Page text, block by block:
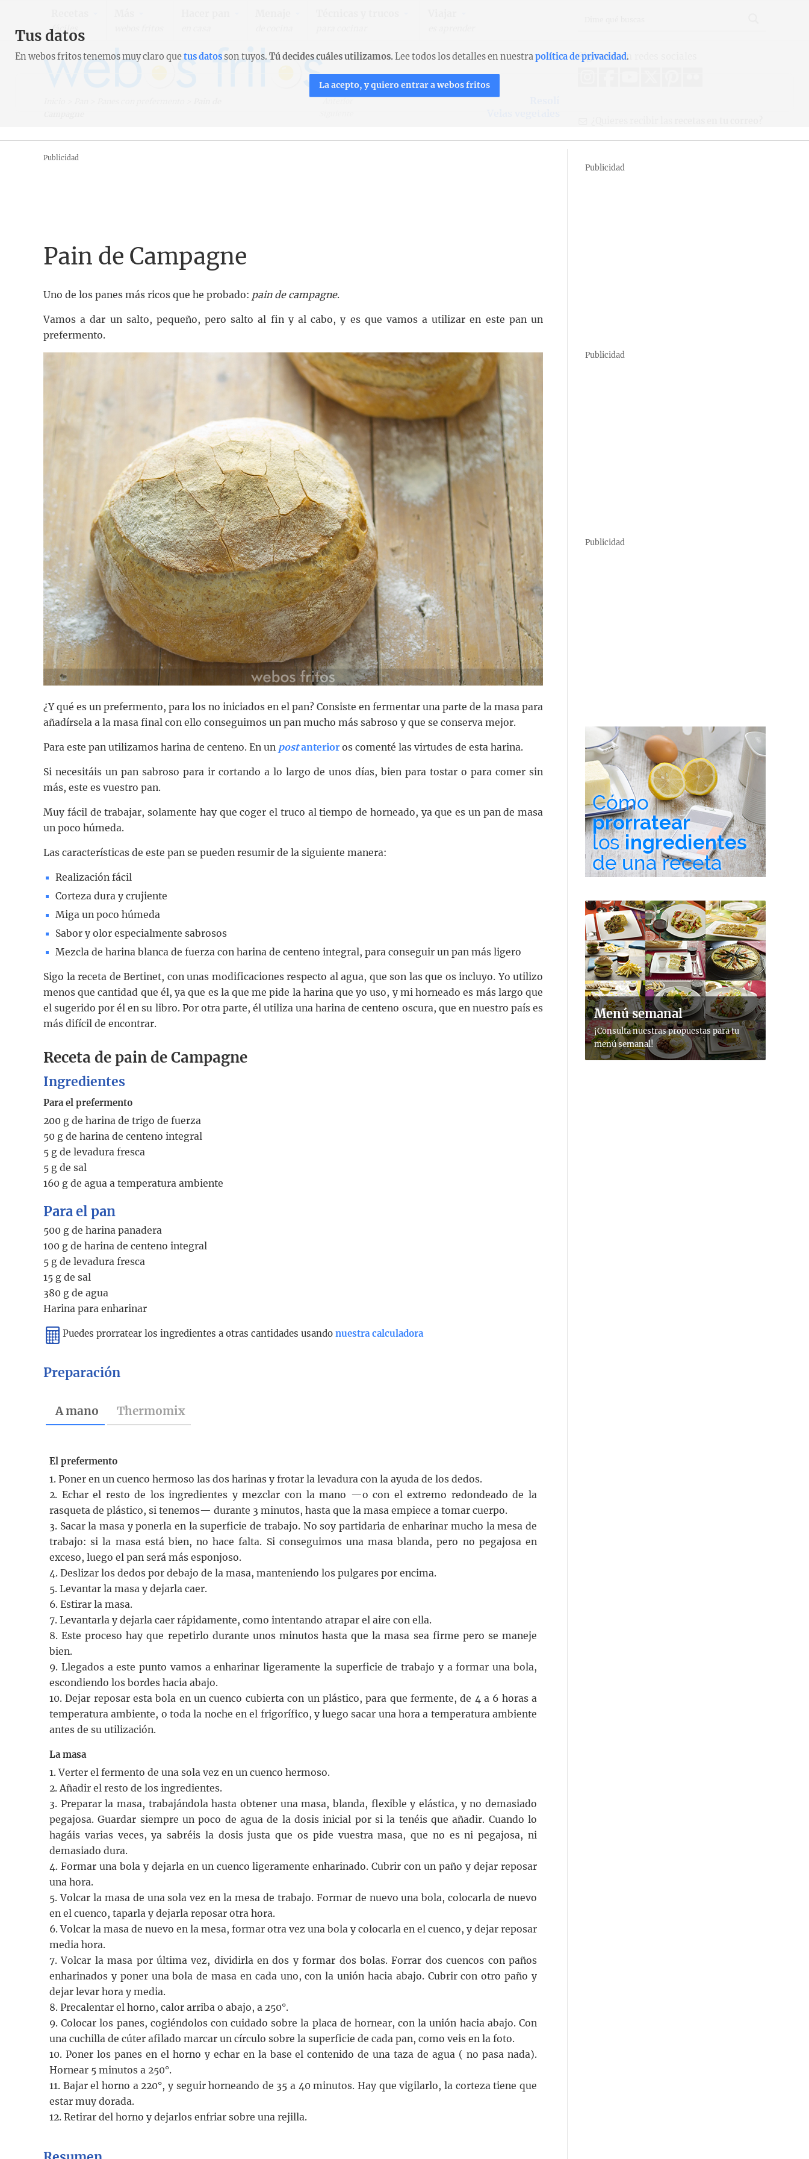
fáciles
Síguenos en redes sociales
Publicidad
Pain de Campagne
Uno de los panes más ricos que he probado: pain de campagne.
Vamos a dar un salto, pequeño, pero salto al fin y al cabo, y es que vamos a utilizar en este pan un
prefermento.
¿Y qué es un prefermento, para los no iniciados en el pan? Consiste en fermentar una parte de la masa para
añadírsela a la masa final con ello conseguimos un pan mucho más sabroso y que se conserva mejor.
Para este pan utilizamos harina de centeno. En un postanterioros comenté las virtudes de esta harina.
Si necesitáis un pan sabroso para ir cortando a lo largo de unos días, bien para tostar o para comer sin
más, este es vuestro pan.
Muy fácil de trabajar, solamente hay que coger el truco al tiempo de horneado, ya que es un pan de masa
un poco húmeda.
Las características de este pan se pueden resumir de la siguiente manera:
Realización fácil
Corteza dura y crujiente
Miga un poco húmeda
Sabor y olor especialmente sabrosos
Mezcla de harina blanca de fuerza con harina de centeno integral, para conseguir un pan más ligero
Sigo la receta de Bertinet, con unas modificaciones respecto al agua, que son las que os incluyo. Yo utilizo
menos que cantidad que él, ya que es la que me pide la harina que yo uso, y mi horneado es más largo que
el sugerido por él en su libro. Por otra parte, él utiliza una harina de centeno oscura, que en nuestro país es
más difícil de encontrar.
Receta de pain de Campagne
Ingredientes
Para el prefermento
200 g de harina de trigo de fuerza
50 g de harina de centeno integral
5 g de levadura fresca
5 g de sal
160 g de agua a temperatura ambiente
Para el pan
500 g de harina panadera
100 g de harina de centeno integral
5 g de levadura fresca
15 g de sal
380 g de agua
Harina para enharinar
Puedes prorratear los ingredientes a otras cantidades usando nuestra calculadora
Preparación
A mano Thermomix
El prefermento
1. Poner en un cuenco hermoso las dos harinas y frotar la levadura con la ayuda de los dedos.
2. Echar el resto de los ingredientes y mezclar con la mano —o con el extremo redondeado de la
rasqueta de plástico, si tenemos— durante 3 minutos, hasta que la masa empiece a tomar cuerpo.
3. Sacar la masa y ponerla en la superficie de trabajo. No soy partidaria de enharinar mucho la mesa de
trabajo: si la masa está bien, no hace falta. Si conseguimos una masa blanda, pero no pegajosa en
exceso, luego el pan será más esponjoso.
4. Deslizar los dedos por debajo de la masa, manteniendo los pulgares por encima.
5. Levantar la masa y dejarla caer.
6. Estirar la masa.
7. Levantarla y dejarla caer rápidamente, como intentando atrapar el aire con ella.
8. Este proceso hay que repetirlo durante unos minutos hasta que la masa sea firme pero se maneje
bien.
9. Llegados a este punto vamos a enharinar ligeramente la superficie de trabajo y a formar una bola,
escondiendo los bordes hacia abajo.
10. Dejar reposar esta bola en un cuenco cubierta con un plástico, para que fermente, de 4 a 6 horas a
temperatura ambiente, o toda la noche en el frigorífico, y luego sacar una hora a temperatura ambiente
antes de su utilización.
La masa
1. Verter el fermento de una sola vez en un cuenco hermoso.
2. Añadir el resto de los ingredientes.
3. Preparar la masa, trabajándola hasta obtener una masa, blanda, flexible y elástica, y no demasiado
pegajosa. Guardar siempre un poco de agua de la dosis inicial por si la tenéis que añadir. Cuando lo
hagáis varias veces, ya sabréis la dosis justa que os pide vuestra masa, que no es ni pegajosa, ni
demasiado dura.
4. Formar una bola y dejarla en un cuenco ligeramente enharinado. Cubrir con un paño y dejar reposar
una hora.
5. Volcar la masa de una sola vez en la mesa de trabajo. Formar de nuevo una bola, colocarla de nuevo
en el cuenco, taparla y dejarla reposar otra hora.
6. Volcar la masa de nuevo en la mesa, formar otra vez una bola y colocarla en el cuenco, y dejar reposar
media hora.
7. Volcar la masa por última vez, dividirla en dos y formar dos bolas. Forrar dos cuencos con paños
enharinados y poner una bola de masa en cada uno, con la unión hacia abajo. Cubrir con otro paño y
dejar levar hora y media.
8. Precalentar el horno, calor arriba o abajo, a 250°.
9. Colocar los panes, cogiéndolos con cuidado sobre la placa de hornear, con la unión hacia abajo. Con
una cuchilla de cúter afilado marcar un círculo sobre la superficie de cada pan, como veis en la foto.
10. Poner los panes en el horno y echar en la base el contenido de una taza de agua ( no pasa nada).
Hornear 5 minutos a 250°.
11. Bajar el horno a 220°, y seguir horneando de 35 a 40 minutos. Hay que vigilarlo, la corteza tiene que
estar muy dorada.
12. Retirar del horno y dejarlos enfriar sobre una rejilla.
Publicidad
Publicidad
Publicidad
Menú semanal
¡Consulta nuestras propuestas para tu
menú semanal!
Tus datos
En webos fritos tenemos muy claro quetus datosson tuyos. Tú decides cuáles utilizamos.Lee todos los detalles en nuestrapolítica de privacidad.
La acepto, y quiero entrar a webos fritos